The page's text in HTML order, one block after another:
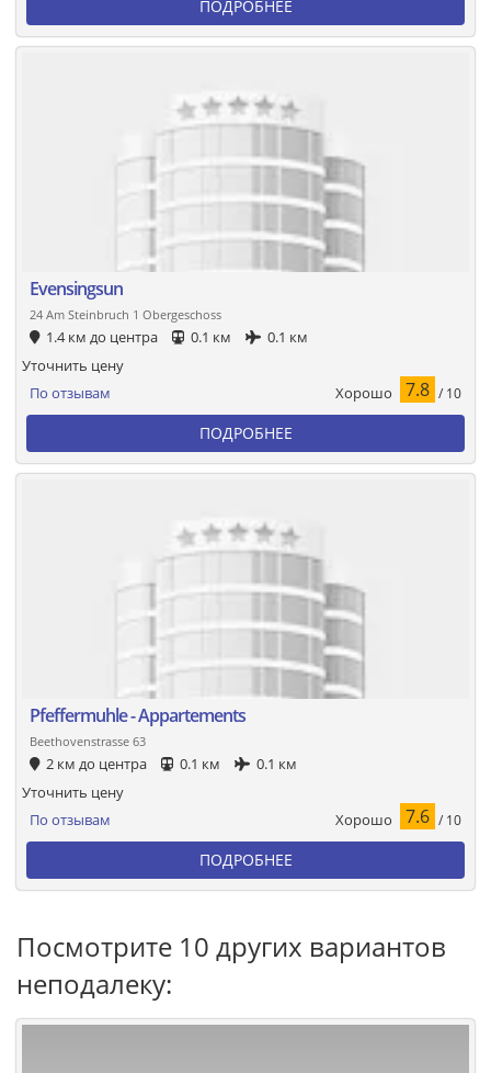
ПОДРОБНЕЕ
Evensingsun
24 Am Steinbruch 1 Obergeschoss
1.4 км до центра 0.1 км 0.1 км
По отзывам Хорошо 7.8 / 10
Уточнить цену
ПОДРОБНЕЕ
Pfeffermuhle - Appartements
Beethovenstrasse 63
2 км до центра 0.1 км 0.1 км
По отзывам Хорошо 7.6 / 10
Уточнить цену
ПОДРОБНЕЕ
Посмотрите 10 других вариантов
неподалеку: